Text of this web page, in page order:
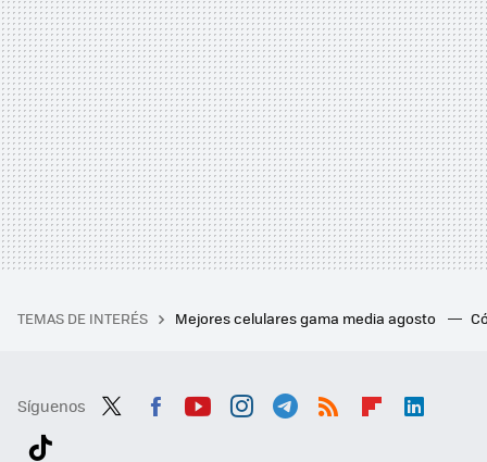
TEMAS DE INTERÉS Mejores celulares gama media agosto
Síguenos